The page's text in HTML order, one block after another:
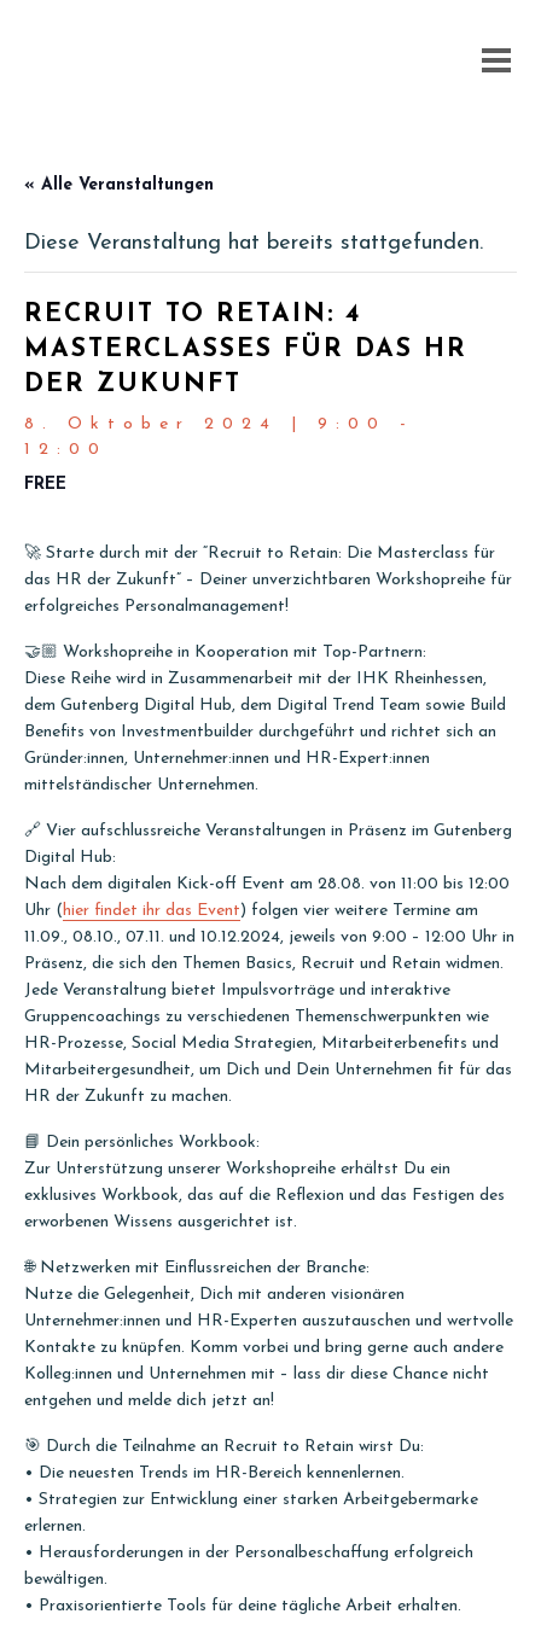
« Alle Veranstaltungen
Diese Veranstaltung hat bereits stattgefunden.
RECRUIT TO RETAIN: 4
MASTERCLASSES FÜR DAS HR
DER ZUKUNFT
8. Oktober 2024 | 9:00
-
12:00
FREE
🚀 Starte durch mit der “Recruit to Retain: Die Masterclass für
das HR der Zukunft” – Deiner unverzichtbaren Workshopreihe für
erfolgreiches Personalmanagement!
🤝🏼 Workshopreihe in Kooperation mit Top-Partnern:
Diese Reihe wird in Zusammenarbeit mit der IHK Rheinhessen,
dem Gutenberg Digital Hub, dem Digital Trend Team sowie Build
Benefits von Investmentbuilder durchgeführt und richtet sich an
Gründer:innen, Unternehmer:innen und HR-Expert:innen
mittelständischer Unternehmen.
🔗 Vier aufschlussreiche Veranstaltungen in Präsenz im Gutenberg
Digital Hub:
Nach dem digitalen Kick-off Event am 28.08. von 11:00 bis 12:00
Uhr (hier findet ihr das Event) folgen vier weitere Termine am
11.09., 08.10., 07.11. und 10.12.2024, jeweils von 9:00 – 12:00 Uhr in
Präsenz, die sich den Themen Basics, Recruit und Retain widmen.
Jede Veranstaltung bietet Impulsvorträge und interaktive
Gruppencoachings zu verschiedenen Themenschwerpunkten wie
HR-Prozesse, Social Media Strategien, Mitarbeiterbenefits und
Mitarbeitergesundheit, um Dich und Dein Unternehmen fit für das
HR der Zukunft zu machen.
📘 Dein persönliches Workbook:
Zur Unterstützung unserer Workshopreihe erhältst Du ein
exklusives Workbook, das auf die Reflexion und das Festigen des
erworbenen Wissens ausgerichtet ist.
🌐 Netzwerken mit Einflussreichen der Branche:
Nutze die Gelegenheit, Dich mit anderen visionären
Unternehmer:innen und HR-Experten auszutauschen und wertvolle
Kontakte zu knüpfen. Komm vorbei und bring gerne auch andere
Kolleg:innen und Unternehmen mit – lass dir diese Chance nicht
entgehen und melde dich jetzt an!
🎯 Durch die Teilnahme an Recruit to Retain wirst Du:
• Die neuesten Trends im HR-Bereich kennenlernen.
• Strategien zur Entwicklung einer starken Arbeitgebermarke
erlernen.
• Herausforderungen in der Personalbeschaffung erfolgreich
bewältigen.
• Praxisorientierte Tools für deine tägliche Arbeit erhalten.